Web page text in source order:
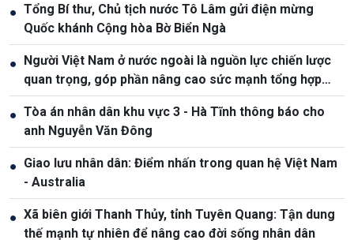
● Tổng Bí thư, Chủ tịch nước Tô Lâm gửi điện mừng
Quốc khánh Cộng hòa Bờ Biển Ngà
● Người Việt Nam ở nước ngoài là nguồn lực chiến lược
quan trọng, góp phần nâng cao sức mạnh tổng hợp
quốc gia
● Tòa án nhân dân khu vực 3 - Hà Tĩnh thông báo cho
anh Nguyễn Văn Đông
● Giao lưu nhân dân: Điểm nhấn trong quan hệ Việt Nam
- Australia
● Xã biên giới Thanh Thủy, tỉnh Tuyên Quang: Tận dung
thế mạnh tự nhiên để nâng cao đời sống nhân dân